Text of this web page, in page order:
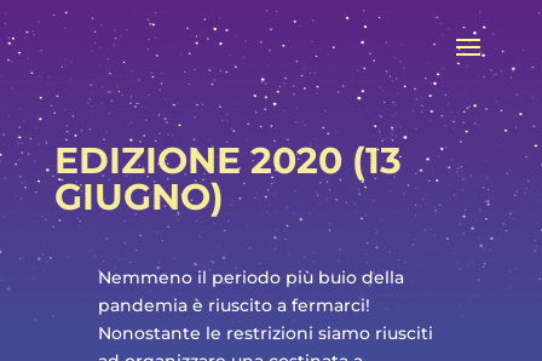
EDIZIONE 2020 (13
GIUGNO)
Nemmeno il periodo più buio della
pandemia è riuscito a fermarci!
Nonostante le restrizioni siamo riusciti